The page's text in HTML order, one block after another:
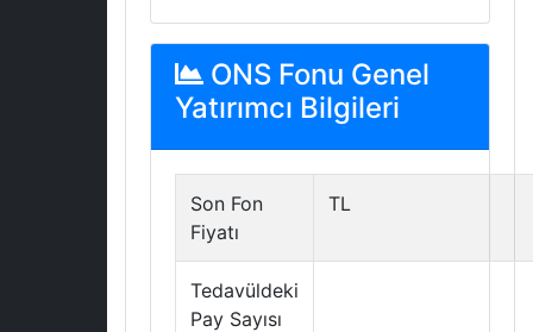
ONS Fonu Genel
Yatırımcı Bilgileri
Son Fon
Fiyatı
TL
Tedavüldeki
Pay Sayısı